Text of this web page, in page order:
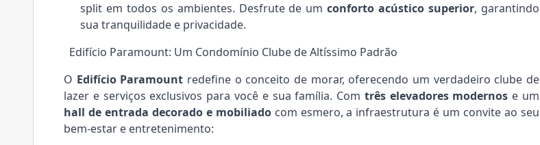
split em todos os ambientes. Desfrute de umconforto acústico superior, garantindo
sua tranquilidade e privacidade.
Edifício Paramount: Um Condomínio Clube de Altíssimo Padrão
O Edifício Paramount redefine o conceito de morar, oferecendo um verdadeiro clube de
lazer e serviços exclusivos para você e sua família. Com três elevadores modernos e um
hall de entrada decorado e mobiliadocom esmero, a infraestrutura é um convite ao seu
bem-estar e entretenimento: